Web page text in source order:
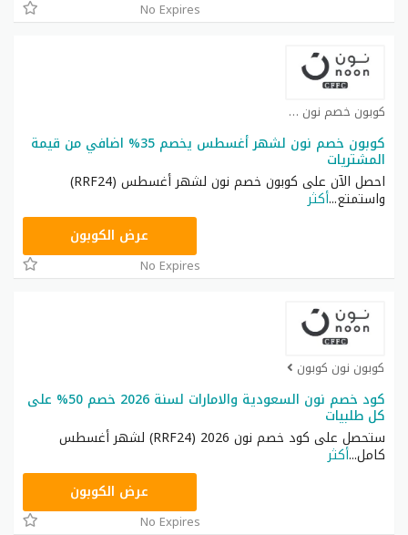
No Expires
كوبون خصم نون كوبون
كوبون خصم نون لشهر أغسطس يخصم 35% اضافي من قيمة
المشتريات
احصل الآن على كوبون خصم نون لشهر أغسطس (RRF24)
واستمتع...أكثر
RRF24عرض الكوبون
No Expires
كوبون نون كوبون
كود خصم نون السعودية والامارات لسنة 2026 خصم 50% على
كل طلبيات
ستحصل على كود خصم نون 2026 (RRF24) لشهر أغسطس
كامل...أكثر
RRF24عرض الكوبون
No Expires